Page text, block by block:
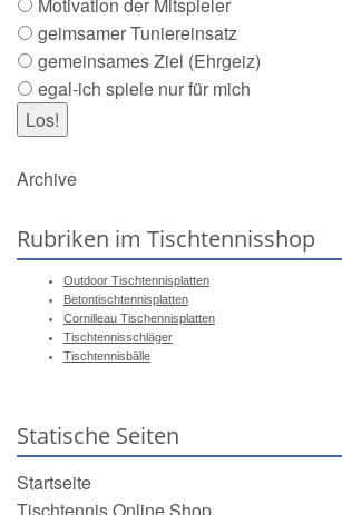
geimsamer Tuniereinsatz
gemeinsames Ziel (Ehrgeiz)
egal-ich spiele nur für mich
Archive
Rubriken im Tischtennisshop
Outdoor Tischtennisplatten
Betontischtennisplatten
Cornilleau Tischennisplatten
Tischtennisschläger
Tischtennisbälle
Statische Seiten
Startseite